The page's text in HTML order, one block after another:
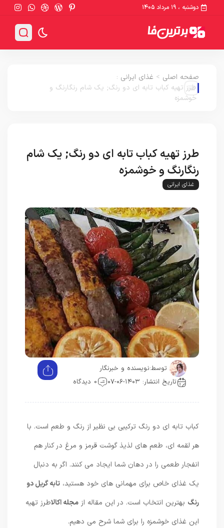
دوشنبه ، ۱۹ مرداد ۱۴۰۵
صفحه اصلی > غذای ایرانی
طرز تهیه کباب تابه ای دو رنگ; یک شام رنگارنگ و
خوشمزه
طرز تهیه کباب تابه ای دو رنگ; یک شام
رنگارنگ و خوشمزه
غذای ایرانی
توسط: نویسنده و خبرنگار
تاریخ انتشار: ۱۴۰۳-۰۶-۰۷
0 دیدگاه
کباب تابه ای دو رنگ ترکیبی بی نظیر از رنگ و طعم است. با
هر لقمه ای، طعم های لذیذ گوشت قرمز و مرغ در کنار هم
انفجار طعمی را در دهان شما ایجاد می کنند. اگر به دنبال
یک غذای خاص برای مهمانی های خود هستید،تابه گریل دو
بهترین انتخاب است. در این مقاله ازمجله اکالاطرز تهیه
این غذای خوشمزه را برای شما شرح می دهیم.